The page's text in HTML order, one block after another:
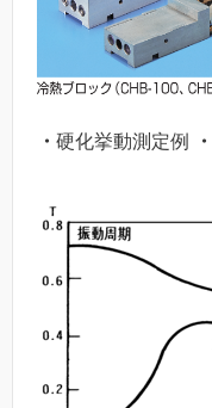
・ 硬化挙動測定例 ・